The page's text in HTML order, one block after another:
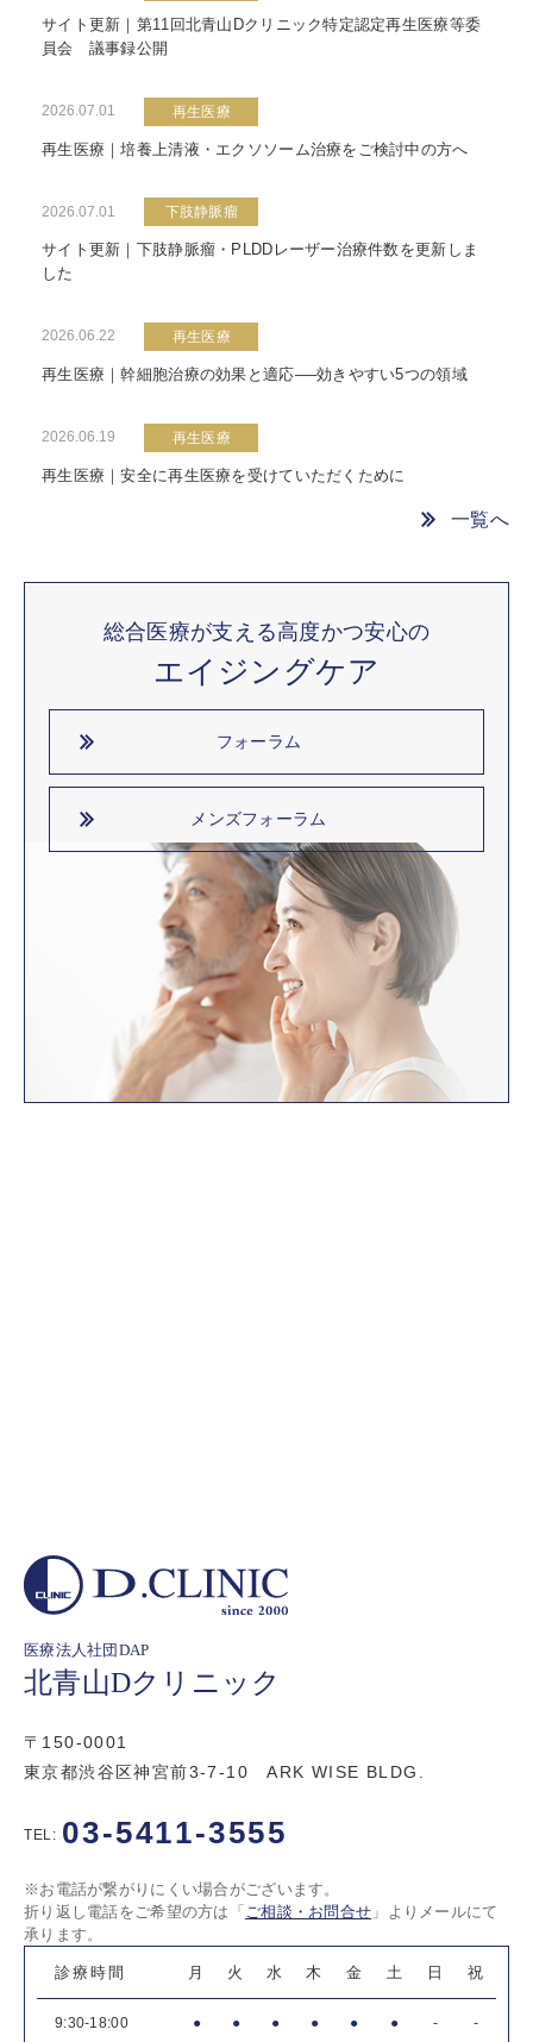
サイト更新｜第11回北青山Dクリニック特定認定再生医療等委
員会 議事録公開
2026.07.01 再生医療
再生医療｜培養上清液・エクソソーム治療をご検討中の方へ
2026.07.01 下肢静脈瘤
サイト更新｜下肢静脈瘤・PLDDレーザー治療件数を更新しま
した
2026.06.22 再生医療
再生医療｜幹細胞治療の効果と適応──効きやすい5つの領域
2026.06.19 再生医療
再生医療｜安全に再生医療を受けていただくために
一覧へ
総合医療が支える高度かつ安心の
エイジングケア
フォーラム
メンズフォーラム
医療法人社団DAP
北青山Dクリニック
〒150-0001
東京都渋谷区神宮前3-7-10 ARK WISE BLDG.
TEL: 03-5411-3555
※お電話が繋がりにくい場合がございます。
折り返し電話をご希望の方は「 ご相談・お問合せ 」よりメールにて
承ります。
診療時間 月 火 水 木 金 土 日 祝
9:30-18:00 ● ● ● ● ● ● - -